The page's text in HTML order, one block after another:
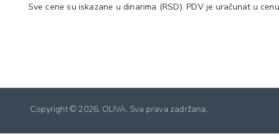
Sve cene su iskazane u dinarima (RSD). PDV je uračunat u
Copyright © 2026. OLIVA. Sva prava zadržana.